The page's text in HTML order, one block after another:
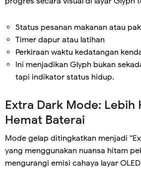
Status pesanan makanan atau
Timer dapur atau latihan
Perkiraan waktu kedatangan
Ini menjadikan Glyph bukan
tapi indikator status hidup.
Extra Dark Mode: Lebih
Hemat Baterai
Mode gelap ditingkatkan menjadi
yang menggunakan nuansa hitam
mengurangi emisi cahaya layar